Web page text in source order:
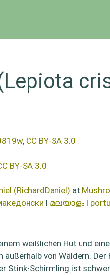
, CC BY-SA 3.0
BY-SA 3.0
(RichardDaniel) at
| മലയാളം |
weißlichen Hut und
außerhalb von Wäldern.
Stink-Schirmling ist